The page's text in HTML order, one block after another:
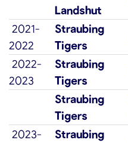
Landshut
2021-
2022
Straubing
Tigers
2022-
2023
Straubing
Tigers
Straubing
Tigers
2023-
Straubing